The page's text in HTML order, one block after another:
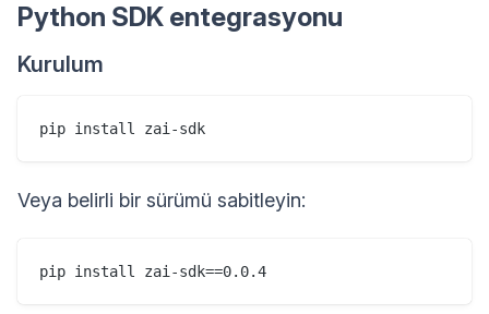
Python SDK entegrasyonu
Kurulum
Veya belirli bir sürümü sabitleyin: